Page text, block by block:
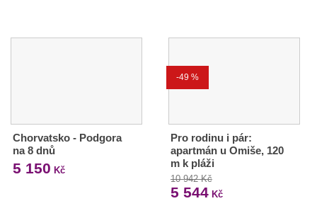
Chorvatsko - Podgora
na 8 dnů
5 150 Kč
-49 %
Pro rodinu i pár:
apartmán u Omiše, 120
m k pláži
10 942 Kč
5 544Kč